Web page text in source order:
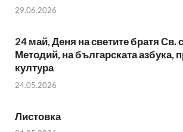
29.06.2026
24 май, Деня на светите братя Св.
Методий, на българската азбука,
култура
24.05.2026
Листовка